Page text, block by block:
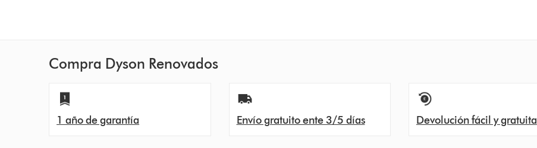
Compra Dyson Renovados
1 año de garantía Envío gratuito ente 3/5 días Devolución fácil y gratuita